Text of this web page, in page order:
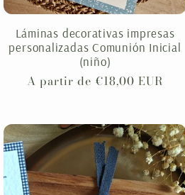
Láminas decorativas impresas
personalizadas Comunión Inicial
(niño)
Precio
A partir de €18,00 EUR